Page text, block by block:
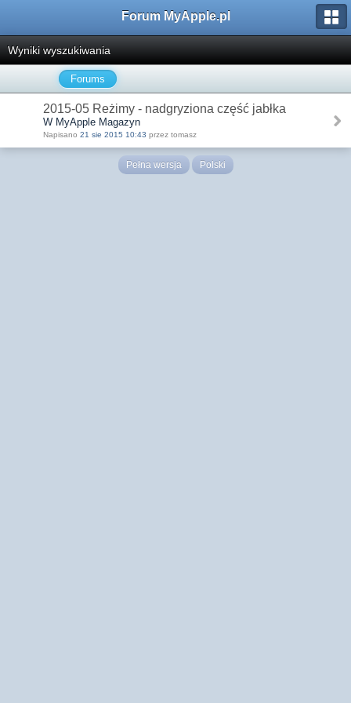
Forum MyApple.pl
Wyniki wyszukiwania
Forums
2015-05 Reżimy - nadgryziona część jabłka
W MyApple Magazyn
Napisano 21 sie 2015 10:43 przez tomasz
Pełna wersja Polski